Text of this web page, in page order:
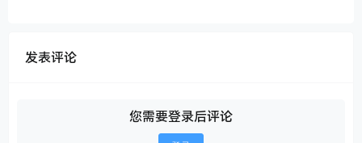
发表评论
您需要登录后评论